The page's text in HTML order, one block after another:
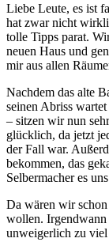
Liebe Leute, es ist fast vollbracht! Unser Plan „Stressfrei umziehen“
hat zwar nicht
tolle Tipps parat.
neuen Haus und
mir aus allen
Nachdem das alte
seinen Abriss
– sitzen wir nun
glücklich, da jetzt
der Fall war.
bekommen, das
Selbermacher es
Da wären wir
wollen. Irgendwann
unweigerlich zu viel